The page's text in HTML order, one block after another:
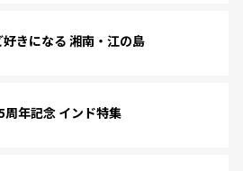
きになる 湘南・江の島
年記念 インド特集